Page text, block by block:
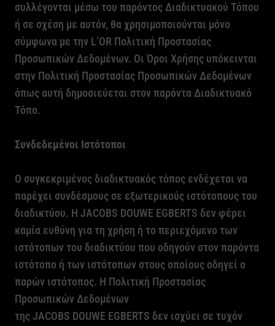
συλλέγονται μέσω του παρόντος Διαδικτυακού Τόπου
ή σε σχέση με αυτόν, θα χρησιμοποιούνται μόνο
σύμφωνα με την L’OR Πολιτική Προστασίας
Προσωπικών Δεδομένων. Οι Όροι Χρήσης υπόκεινται
στην Πολιτική Προστασίας Προσωπικών Δεδομένων
όπως αυτή δημοσιεύεται στον παρόντα Διαδικτυακό
Τόπο.
Συνδεδεμένοι Ιστότοποι
Ο συγκεκριμένος διαδικτυακός τόπος ενδέχεται να
παρέχει συνδέσμους σε εξωτερικούς ιστότοπους του
διαδικτύου. Η JACOBS DOUWE EGBERTS δεν φέρει
καμία ευθύνη για τη χρήση ή το περιεχόμενο των
ιστότοπων του διαδικτύου που οδηγούν στον παρόντα
ιστότοπο ή των ιστότοπων στους οποίους οδηγεί ο
παρών ιστότοπος. Η Πολιτική Προστασίας
Προσωπικών Δεδομένων
τηςJACOBS DOUWE EGBERTS δεν ισχύει σε τυχόν